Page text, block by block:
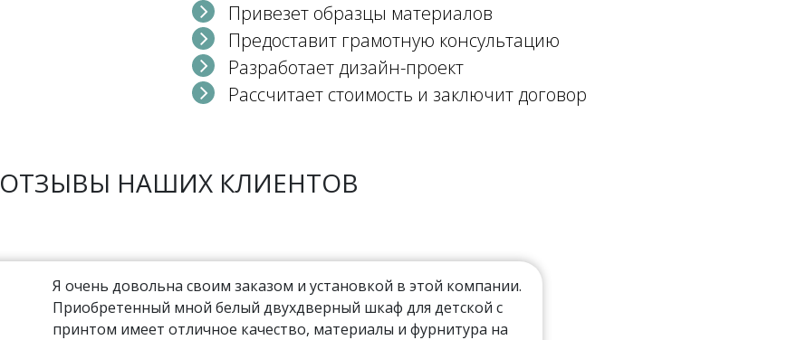
Привезет образцы материалов
Предоставит грамотную консультацию
Разработает дизайн-проект
Рассчитает стоимость и заключит договор
ОТЗЫВЫ НАШИХ КЛИЕНТОВ
Я очень довольна своим заказом и установкой в этой компании.
Приобретенный мной белый двухдверный шкаф для детской с
принтом имеет отличное качество, материалы и фурнитура на